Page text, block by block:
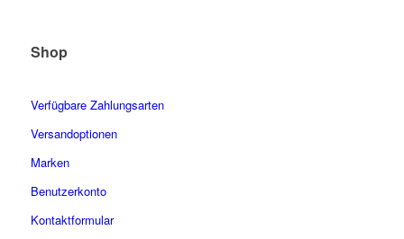
Shop
Verfügbare Zahlungsarten
Versandoptionen
Marken
Benutzerkonto
Kontaktformular